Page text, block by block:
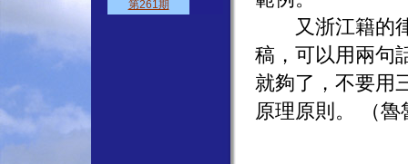
又浙江籍的律
稿，可以用兩句
就夠了，不要用
原理原則。 （魯